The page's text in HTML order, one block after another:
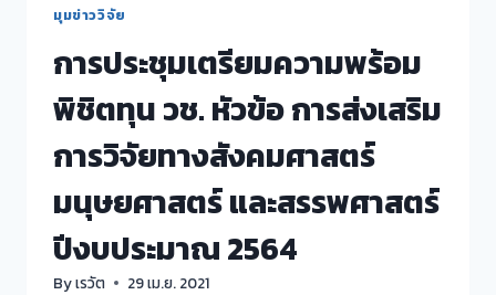
มุมข่าววิจัย
การประชุมเตรียมความพร้อม
พิชิตทุน วช. หัวข้อ การส่งเสริม
การวิจัยทางสังคมศาสตร์
มนุษยศาสตร์ และสรรพศาสตร์
ปีงบประมาณ 2564
Byเรวัต 29 เม.ย. 2021